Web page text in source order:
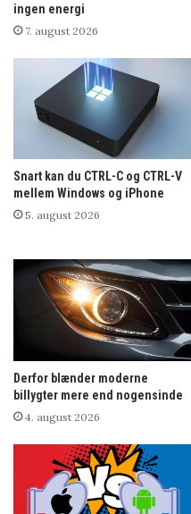
ingen energi
7. august 2026
Snart kan du CTRL-C og CTRL-V
mellem Windows og iPhone
5. august 2026
Derfor blænder moderne
billygter mere end nogensinde
4. august 2026